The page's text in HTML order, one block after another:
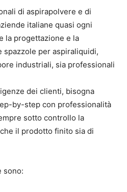
di aspirapolvere e di
italiane quasi ogni
la progettazione e la
spazzole per aspiraliquidi,
industriali, sia professionali
dei clienti, bisogna
by-step con professionalità
sotto controllo la
il prodotto finito sia di
sono: